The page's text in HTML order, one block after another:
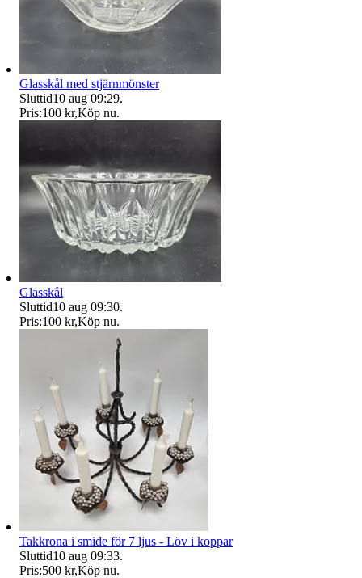
Glasskål med stjärnmönster
Sluttid10 aug 09:29.
Pris:100 kr,Köp nu.
Glasskål
Sluttid10 aug 09:30.
Pris:100 kr,Köp nu.
Takkrona i smide för 7 ljus - Löv i koppar
Sluttid10 aug 09:33.
Pris:500 kr,Köp nu.